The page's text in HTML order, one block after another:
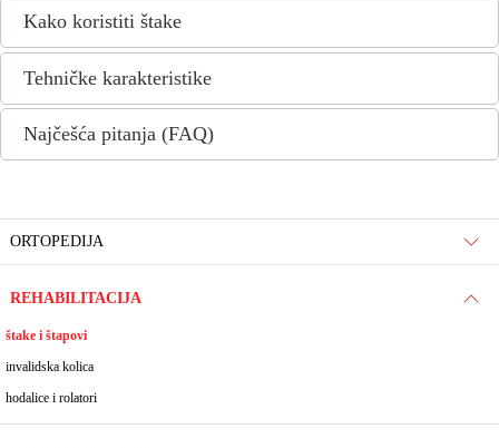
ORTOPEDIJA
REHABILITACIJA
štake i štapovi
invalidska kolica
hodalice i rolatori
Kako koristiti štake
Tehničke karakteristike
Najčešća pitanja (FAQ)